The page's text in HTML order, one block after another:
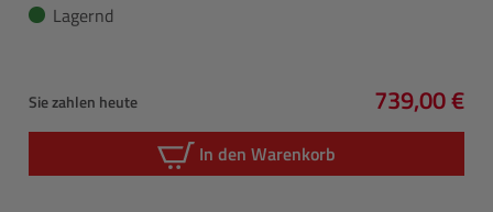
Lagernd
Sie zahlen heute
Regulärer
739,00 €
In den Warenkorb